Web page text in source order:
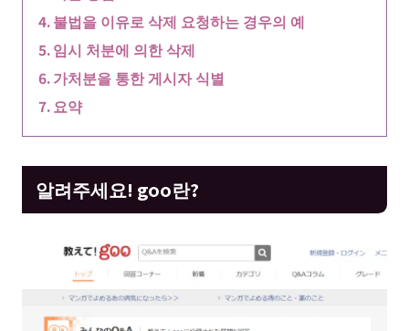
불법을 이유로 삭제 요청하는 경우의 예
임시 처분에 의한 삭제
가처분을 통한 게시자 식별
요약
알려주세요! goo란?